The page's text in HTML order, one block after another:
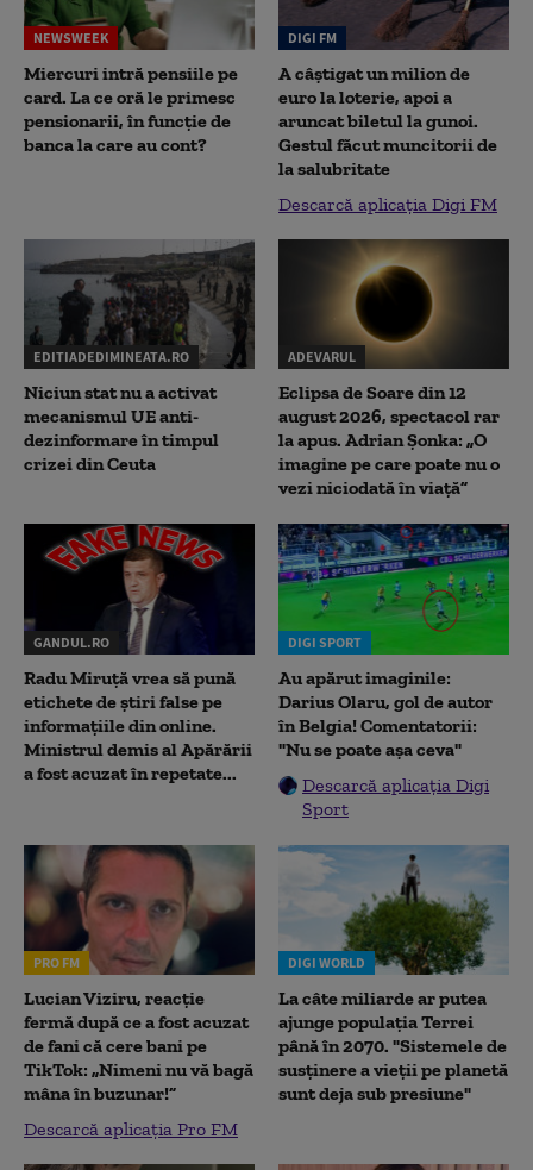
NEWSWEEK
Miercuri intră pensiile pe
card. La ce oră le primesc
pensionarii, în funcție de
banca la care au cont?
DIGI FM
A câștigat un milion de
euro la loterie, apoi a
aruncat biletul la gunoi.
Gestul făcut muncitorii de
la salubritate
Descarcă aplicația Digi FM
EDITIADEDIMINEATA.RO
Niciun stat nu a activat
mecanismul UE anti-
dezinformare în timpul
crizei din Ceuta
ADEVARUL
Eclipsa de Soare din 12
august 2026, spectacol rar
la apus. Adrian Șonka: „O
imagine pe care poate nu o
vezi niciodată în viață”
GANDUL.RO
Radu Miruţă vrea să pună
etichete de știri false pe
informațiile din online.
Ministrul demis al Apărării
a fost acuzat în repetate...
DIGI SPORT
Au apărut imaginile:
Darius Olaru, gol de autor
în Belgia! Comentatorii:
"Nu se poate așa ceva"
Descarcă aplicația Digi
Sport
PRO FM
Lucian Viziru, reacție
fermă după ce a fost acuzat
de fani că cere bani pe
TikTok: „Nimeni nu vă bagă
mâna în buzunar!”
Descarcă aplicația Pro FM
DIGI WORLD
La câte miliarde ar putea
ajunge populația Terrei
până în 2070. "Sistemele de
susținere a vieții pe planetă
sunt deja sub presiune"